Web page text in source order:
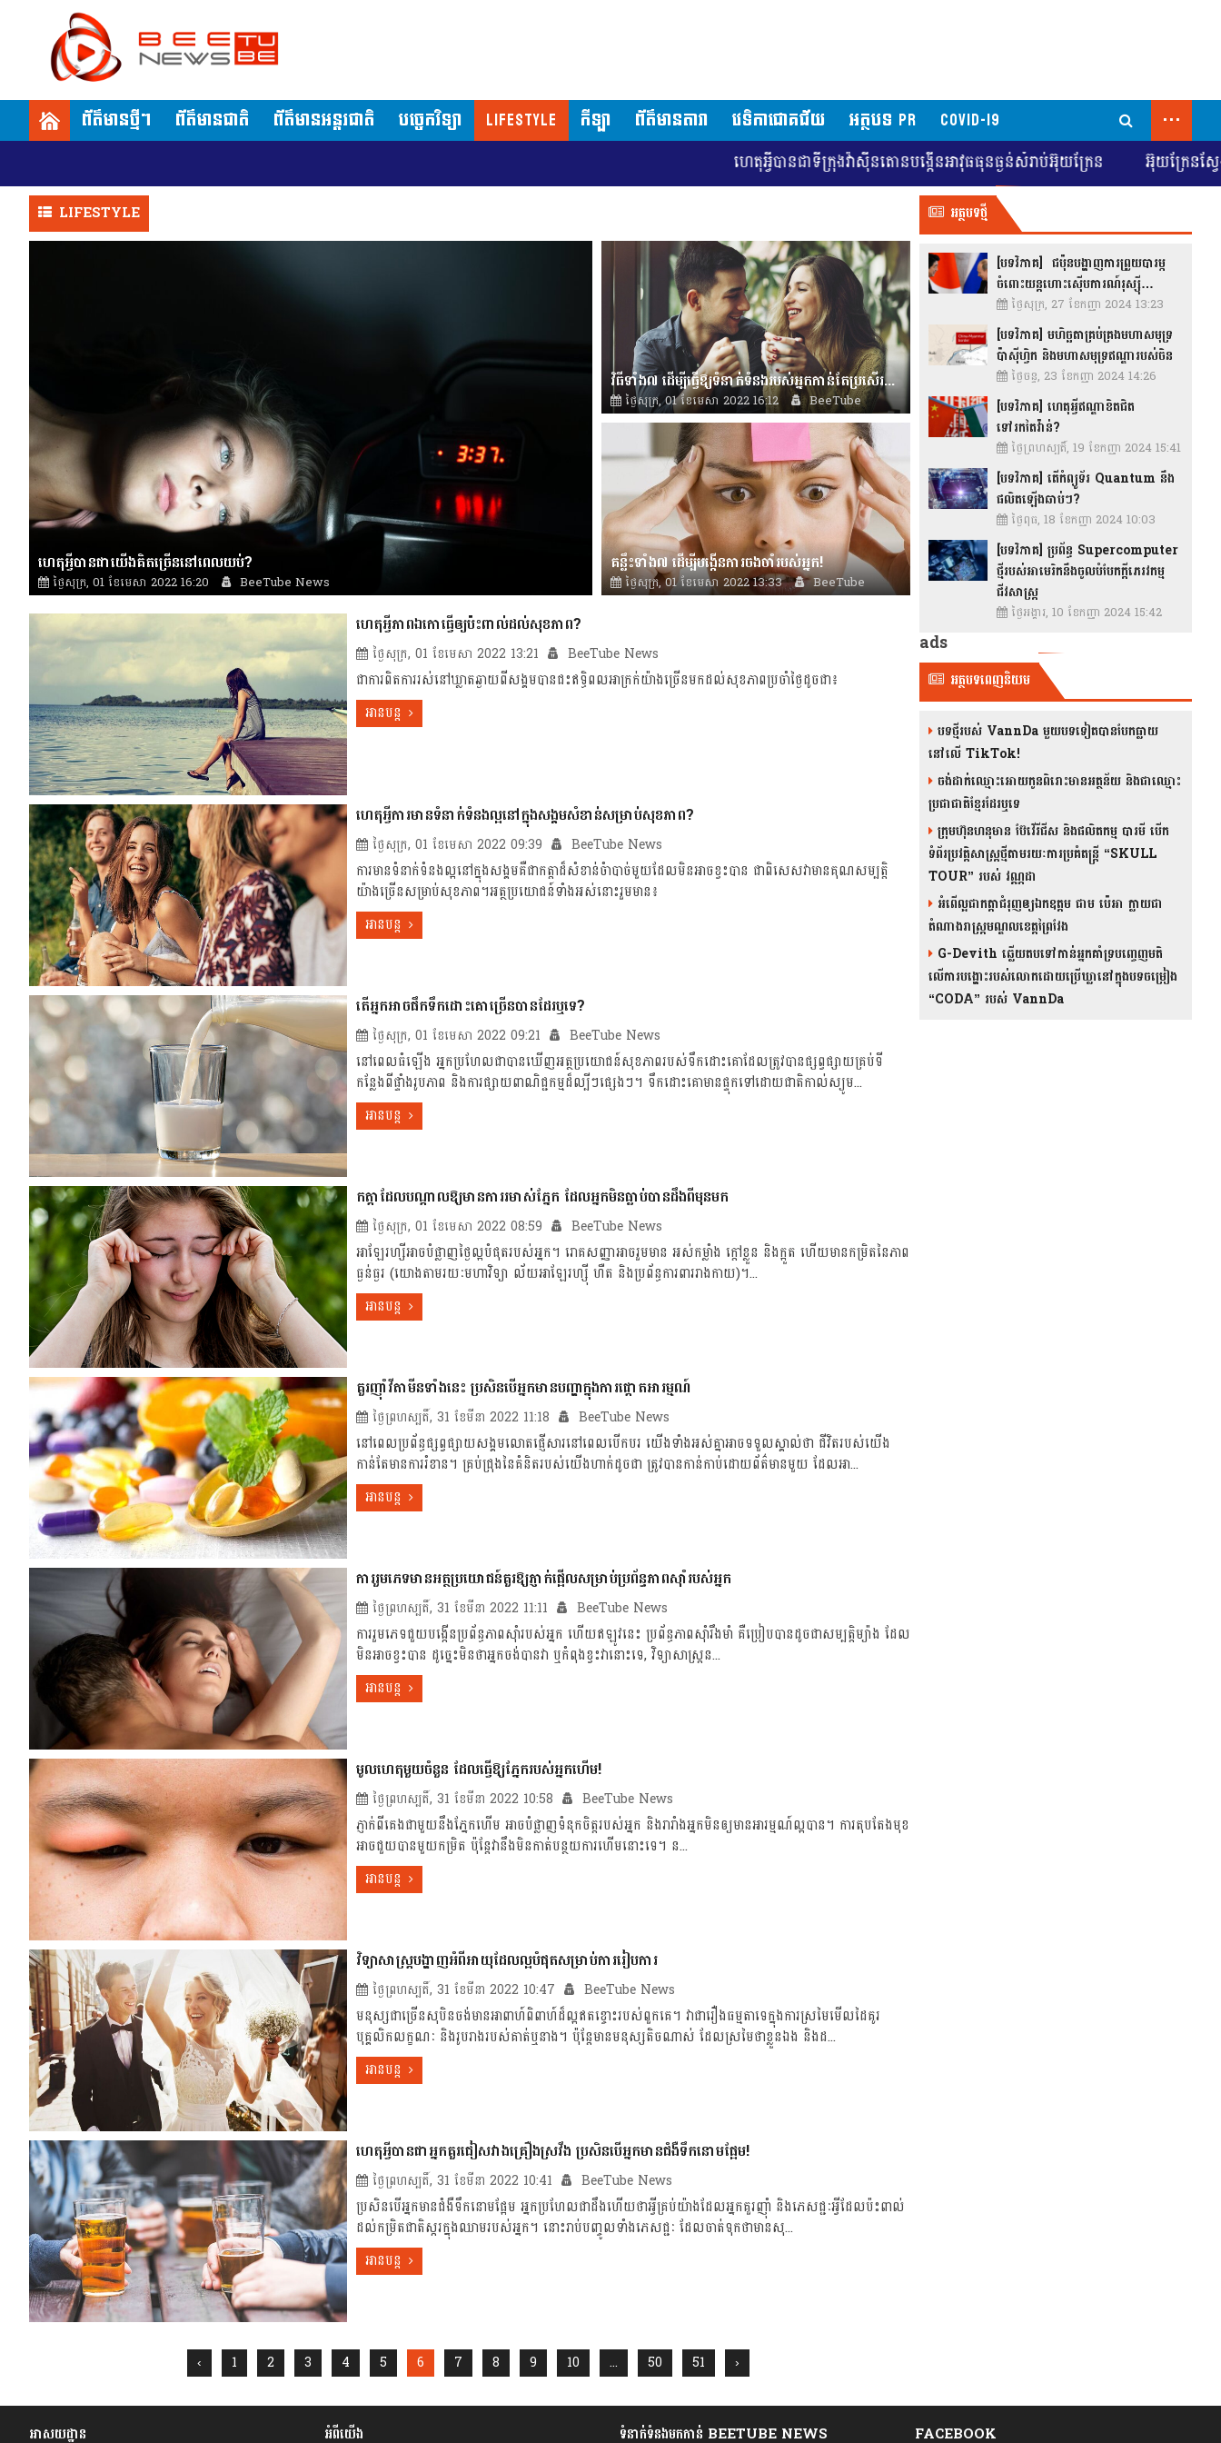
ព័ត៌មានថ្មីៗ ព័ត៌មានជាតិ ព័ត៌មានអន្តរជាតិ បច្ចេកវិទ្យា LIFESTYLE កីឡា ព័ត៌មានតារា វេទិកាជោគជ័យ អត្ថបទ PR COVID-19 ...
ហេតុអ្វីបានជាទីក្រុងវ៉ាស៊ីនតោនបង្កើនអាវុធធុនធ្ងន់សំរាប់អ៊ុយក្រែន អ៊ុយក្រែនស្វែងរកកា
LIFESTYLE
ហេតុអ្វីបានជាយើងគិតច្រើននៅពេលយប់?
ថ្ងៃសុក្រ, 01 ខែមេសា 2022 16:20 BeeTube News
វិធីទាំង៧ ដើម្បីធ្វើឱ្យទំនាក់ទំនងរបស់អ្នកកាន់តែប្រសើរឡើង!
ថ្ងៃសុក្រ, 01 ខែមេសា 2022 16:12
BeeTube
News
គន្លឹះទាំង៧ ដើម្បីបង្កើនការចងចាំរបស់អ្នក!​
ថ្ងៃសុក្រ, 01 ខែមេសា 2022 13:33
BeeTube
ហេតុអ្វីភាពឯកោធ្វើឲ្យប៉ះពាល់ដល់សុខភាព?
ថ្ងៃសុក្រ, 01 ខែមេសា 2022 13:21 BeeTube News
ជាការពិតការរស់នៅឃ្លាតឆ្ងាយពីសង្គមបានជះឥទ្ធិពលអាក្រក់យ៉ាងច្រើនមកដល់សុខភាពប្រចាំថ្ងៃដូចជា៖
អានបន្ត
ហេតុអ្វីការមានទំនាក់ទំនងល្អនៅក្នុងសង្គមសំខាន់សម្រាប់សុខភាព?
ថ្ងៃសុក្រ, 01 ខែមេសា 2022 09:39 BeeTube News
ការមានទំនាក់ទំនងល្អនៅក្នុងសង្គមគឺជាកត្តាដ៏សំខាន់ចំាបាច់មួយដែលមិនអាចខ្វះបាន ជាពិសេសវាមានគុណសម្បត្តិ
យ៉ាងច្រើនសម្រាប់សុខភាព។អត្ថប្រយោជន៍ទាំងអស់នោះរួមមាន៖
អានបន្ត
​តើអ្នកអាចផឹកទឹកដោះគោច្រើនបានដែរឬទេ?
ថ្ងៃសុក្រ, 01 ខែមេសា 2022 09:21 BeeTube News
នៅពេលធំឡើង អ្នកប្រហែលជាបានឃើញអត្ថប្រយោជន៍សុខភាពរបស់ទឹកដោះគោដែលត្រូវបានផ្សព្វផ្សាយគ្រប់ទី
កន្លែងពីផ្ទាំងរូបភាព និងការផ្សាយពាណិជ្ជកម្មដ៏ល្បីៗផ្សេងៗ។ ទឹកដោះគោមានផ្ទុកទៅដោយជាតិកាល់ស្យូម...
អានបន្ត
កត្តាដែលបណ្តាលឱ្យមានការរមាស់ភ្នែក ដែលអ្នកមិនធ្លាប់បានដឹងពីមុនមក
ថ្ងៃសុក្រ, 01 ខែមេសា 2022 08:59 BeeTube News
អាឡែរហ្សីអាចបំផ្លាញថ្ងៃល្អបំផុតរបស់អ្នក។ រោគសញ្ញាអាចរួមមាន អស់កម្លាំង ក្តៅខ្លួន និងក្អួត ហើយមានកម្រិតនៃភាព
ធ្ងន់ធ្ងរ (យោងតាមរយៈមហាវិទ្យា ល័យអាឡែរហ្ស៊ី ហឺត និងប្រព័ន្ធការពាររាងកាយ)។...
អានបន្ត
គួរញ៉ាំវីតាមីនទាំងនេះ ប្រសិនបើអ្នកមានបញ្ហាក្នុងការផ្តោតអារម្មណ៍
ថ្ងៃព្រហស្បតិ៍, 31 ខែមីនា 2022 11:18 BeeTube News
នៅពេលប្រព័ន្ធផ្សព្វផ្សាយសង្គមលោតផ្ញើសារនៅពេលបើកបរ យើងទាំងអស់គ្នាអាចទទួលស្គាល់ថា ជីវិតរបស់យើង
កាន់តែមានការរំខាន។ គ្រប់ជ្រុងនៃគំនិតរបស់យើងហាក់ដូចជា ត្រូវបានកាន់កាប់ដោយព័ត៌មានមួយ ដែលអា...
អានបន្ត
ការរួមភេទមានអត្ថប្រយោជន៍គួរឱ្យភ្ញាក់ផ្អើលសម្រាប់ប្រព័ន្ធភាពស៊ាំរបស់អ្នក
ថ្ងៃព្រហស្បតិ៍, 31 ខែមីនា 2022 11:11 BeeTube News
ការរួមភេទជួយបង្កើនប្រព័ន្ធភាពស៊ាំរបស់អ្នក ហើយឥឡូវនេះ ប្រព័ន្ធភាពស៊ាំរឹងមាំ គឺប្រៀបបានដូចជាសម្បត្តិម្យ៉ាង ដែល
មិនអាចខ្វះបាន ដូច្នេះមិនថាអ្នកចង់បានវា ឬកំពុងខ្វះវានោះទេ, វិទ្យាសាស្រ្តន...
អានបន្ត
មូលហេតុមួយចំនួន​ ដែល​ធ្វើ​ឱ្យ​ភ្នែករបស់អ្នក​ហើម!
ថ្ងៃព្រហស្បតិ៍, 31 ខែមីនា 2022 10:58 BeeTube News
ភ្ញាក់ពីគេងជាមួយនឹងភ្នែកហើម អាចបំផ្លាញទំនុកចិត្តរបស់អ្នក និងរារាំងអ្នកមិនឲ្យមានអារម្មណ៍ល្អបាន។ ការ​តុបតែង​មុខ​
អាច​ជួយ​បាន​មួយ​កម្រិត ប៉ុន្តែ​វា​នឹង​មិន​កាត់​បន្ថយ​ការ​ហើម​នោះ​ទេ។ ន...
អានបន្ត
វិទ្យាសាស្រ្តបង្ហាញអំពីអាយុដែលល្អបំផុតសម្រាប់ការរៀបការ
ថ្ងៃព្រហស្បតិ៍, 31 ខែមីនា 2022 10:47 BeeTube News
មនុស្សជាច្រើនសុបិនចង់មានអាពាហ៍ពិពាហ៍ដ៏ល្អឥតខ្ចោះរបស់ពួកគេ។ វាជារឿងធម្មតាទេក្នុងការស្រមៃមើលដៃគូរ
បុគ្គលិកលក្ខណៈ និងរូបរាងរបស់គាត់ឬនាង។ ប៉ុន្តែមានមនុស្សតិចណាស់ ដែលស្រមៃថាខ្លួនឯង និងដ...
អានបន្ត
ហេតុអ្វីបានជាអ្នកគួរជៀសវាងគ្រឿងស្រវឹង ប្រសិនបើអ្នកមានជំងឺទឹកនោមផ្អែម!
ថ្ងៃព្រហស្បតិ៍, 31 ខែមីនា 2022 10:41 BeeTube News
ប្រសិនបើអ្នកមានជំងឺទឹកនោមផ្អែម អ្នកប្រហែលជាដឹងហើយថាអ្វីគ្រប់យ៉ាងដែលអ្នកគួរញ៉ាំ និងភេសជ្ជៈអ្វីដែលប៉ះពាល់
ដល់កម្រិតជាតិស្ករក្នុងឈាមរបស់អ្នក។ នោះរាប់បញ្ចូលទាំងភេសជ្ជៈ ដែលចាត់ទុកថាមានសុ...
អានបន្ត
‹ 1 2 3 4 5 6 7 8 9 10 ... 50 51 ›
អត្ថបទថ្មី
[បទវិភាគ] ជប៉ុនបង្ហាញការព្រួយបារម្ភ
ចំពោះយន្តហោះស៊ើបការណ៍រុស្ស៊ី…
ថ្ងៃសុក្រ, 27 ខែកញ្ញា 2024 13:23
[បទវិភាគ] មហិច្ឆតាគ្រប់គ្រងមហាសមុទ្រ
ប៉ាស៊ីហ្វិក និងមហាសមុទ្រឥណ្ឌារបស់ចិន
ថ្ងៃចន្ទ, 23 ខែកញ្ញា 2024 14:26
[បទវិភាគ] ហេតុអ្វីឥណ្ឌាខិតជិត
ទៅរកតៃវ៉ាន់?
ថ្ងៃព្រហស្បតិ៍, 19 ខែកញ្ញា 2024 15:41
[បទវិភាគ] តើកំព្យូទ័រ Quantum នឹង
ផលិតឡើងឆាប់ៗ?
ថ្ងៃពុធ, 18 ខែកញ្ញា 2024 10:03
[បទវិភាគ] ប្រព័ន្ធ Supercomputer
ថ្មីរបស់អាមេរិកនឹងចូលបំបែកក្តីភេរវកម្ម
ជីវសាស្រ្ត
ថ្ងៃអង្គារ, 10 ខែកញ្ញា 2024 15:42
ads
អត្ថបទពេញនិយម
បទថ្មីរបស់ VannDa មួយបទទៀតបានបែកធ្លាយ
នៅលើ TikTok!
ចង់ដាក់ឈ្មោះអោយកូនពិរោះមានអត្ថន័យ និងជាឈ្មោះ
ប្រជាជាតិខ្មែរដែរឬទេ
ក្រុមហ៊ុនហនុមាន ប៊ែវើរីជីស និង​ផលិតកម្ម បារមី​ បើក
ទំព័រប្រវត្តិសាស្ត្រថ្មីតាមរយៈការប្រគំតន្រ្តី “SKULL
TOUR” របស់ វណ្ណដា
អំពើល្អជាកត្តាជំរុញឲ្យឯកឧត្តម ជាម ប៉េអា ក្លាយជា
តំណាងរាស្ត្រមណ្ឌលខេត្តព្រៃវែង
G-Devith ឆ្លើយតបទៅកាន់អ្នកគាំទ្របញ្ចេញមតិ
លើការបង្ហោះរបស់លោកដោយប្រើឃ្លានៅក្នុងបទចម្រៀង
“CODA” រ​​​បស់ VannDa
អាសយដ្ឋាន អំពីយើង ទំនាក់ទំនងមកកាន់ BEETUBE NEWS FACEBOOK